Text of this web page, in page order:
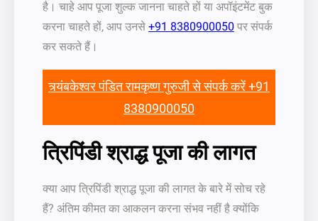
है। चाहे आप पूजा शुल्क जानना चाहते हों या अपॉइंटमेंट बुक
करना चाहते हों, आप उनसे +91 8380900050 पर संपर्क
कर सकते हैं।
त्र्यंबकेश्वर पंडित रामकृष्ण गुरुजी से संपर्क करें +91
8380900050
त्रिपिंडी श्राद्ध पूजा की लागत
क्या आप त्रिपिंडी श्राद्ध पूजा की लागत के बारे में सोच रहे
हैं? अंतिम कीमत का आकलन करना संभव नहीं है क्योंकि